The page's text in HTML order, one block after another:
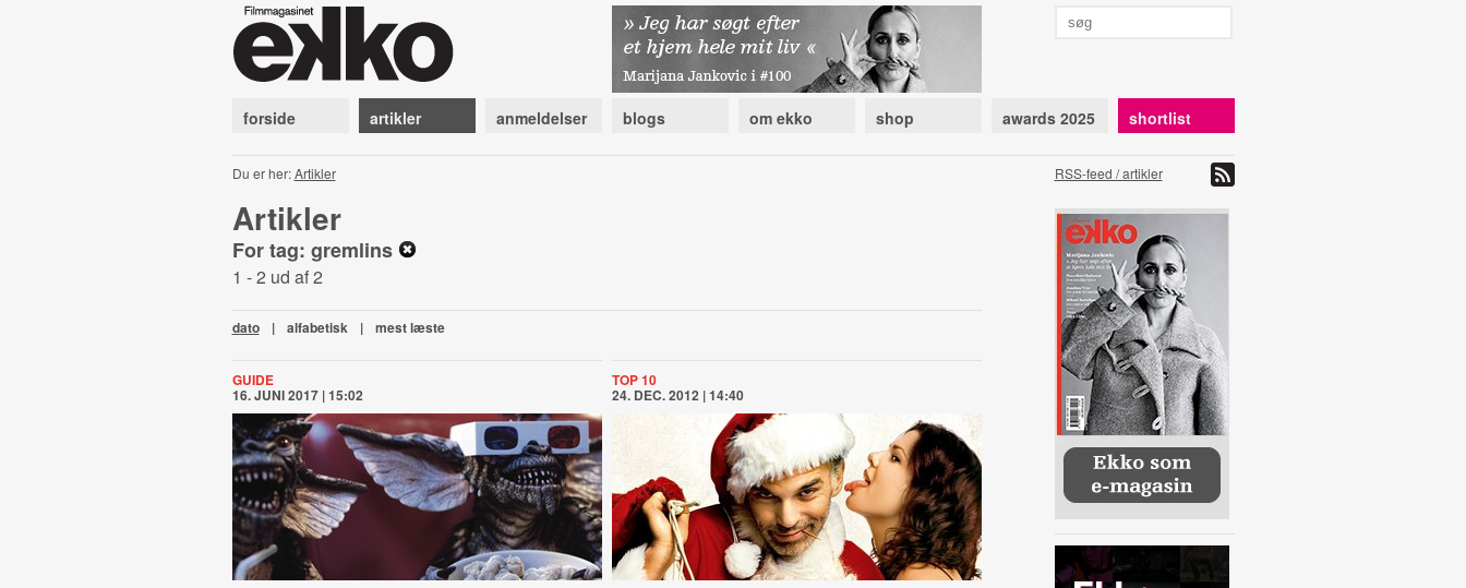
forside artikler anmeldelser blogs om ekko shop awards 2025 shortlist
Du er her:Artikler RSS-feed / artikler
Artikler
For tag: gremlins
1 - 2 ud af 2
dato | alfabetisk | mest læste
GUIDE
16. JUNI 2017 | 15:02
TOP 10
24. DEC. 2012 | 14:40